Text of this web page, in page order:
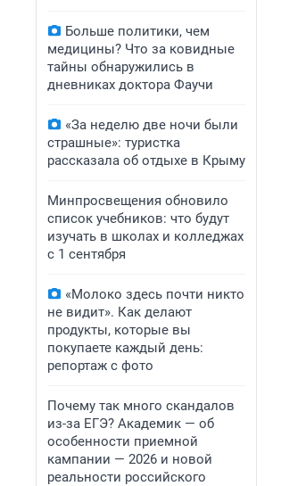
Больше политики, чем
медицины? Что за ковидные
тайны обнаружились в
дневниках доктора Фаучи
«За неделю две ночи были
страшные»: туристка
рассказала об отдыхе в Крыму
Минпросвещения обновило
список учебников: что будут
изучать в школах и колледжах
с 1 сентября
«Молоко здесь почти никто
не видит». Как делают
продукты, которые вы
покупаете каждый день:
репортаж с фото
Почему так много скандалов
из-за ЕГЭ? Академик — об
особенности приемной
кампании — 2026 и новой
реальности российского